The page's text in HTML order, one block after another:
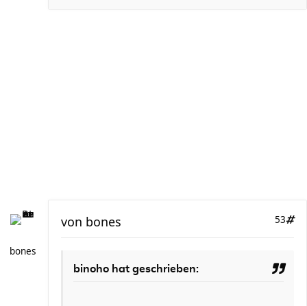
bones
53
von bones
binoho hat geschrieben: